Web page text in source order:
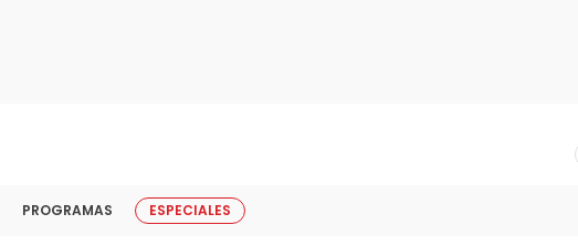
PROGRAMAS ESPECIALES